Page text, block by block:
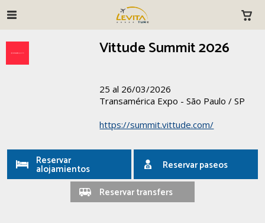
Vittude Summit 2026
25 al 26/03/2026
Transamérica Expo - São Paulo / SP
https://summit.vittude.com/
Reservar
alojamientos
Reservar paseos
Reservar transfers